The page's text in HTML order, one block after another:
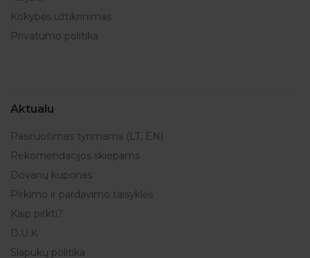
Kokybės užtikrinimas
Privatumo politika
Aktualu
Pasiruošimas tyrimams (LT, EN)
Rekomendacijos skiepams
Dovanų kuponas
Pirkimo ir pardavimo taisyklės
Kaip pirkti?
D.U.K.
Slapukų politika